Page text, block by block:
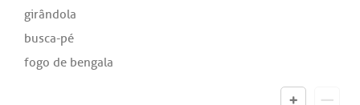
girândola
busca-pé
fogo de bengala